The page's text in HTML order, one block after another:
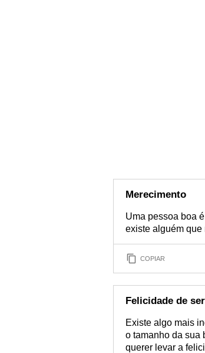
Merecimento
Uma pessoa boa
existe alguém que
COPIAR
Felicidade de
Existe algo mais
o tamanho da sua
querer levar a